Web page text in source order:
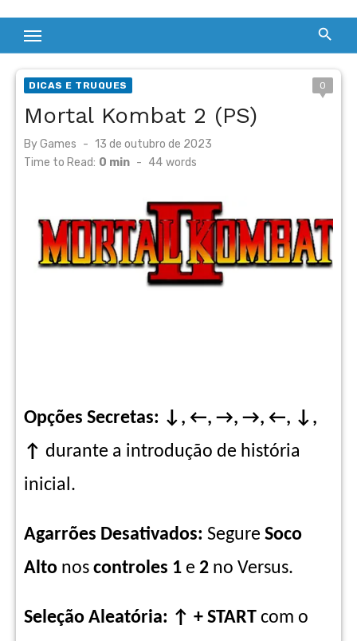
DICAS E TRUQUES 0
Mortal Kombat 2 (PS)
ByGames
Posted
on
13 de outubro de 2023
Time to Read: 0 min - 44 words
Opções Secretas: ↓, ←, →, →, ←, ↓,
↑ durante a introdução de história
inicial.
Agarrões Desativados: Segure Soco
Alto nos controles 1 e 2 no Versus.
Seleção Aleatória: ↑ + START com o